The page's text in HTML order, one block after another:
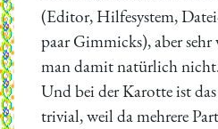
(Editor, Hilfesystem,
paar Gimmicks), aber
man damit natürlich
Und bei der Karotte ist
trivial, weil da mehrere